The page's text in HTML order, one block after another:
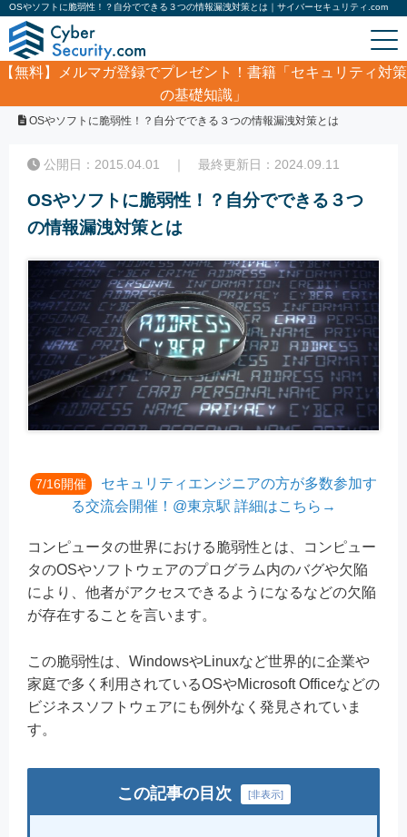
OSやソフトに脆弱性！？自分でできる３つの情報漏洩対策とは｜サイバーセキュリティ.com
【無料】
メルマガ登録でプレゼント！書籍「セキュリティ対策
の基礎知識」
OSやソフトに脆弱性！？自分でできる３つの情報漏洩対策とは
公開日：2015.04.01 ｜ 最終更新日：2024.09.11
OSやソフトに脆弱性！？自分でできる３つ
の情報漏洩対策とは
7/16開催
セキュリティエンジニアの方が多数参加す
る交流会開催！@東京駅 詳細はこちら→
コンピュータの世界における脆弱性とは、コンピュー
タのOSやソフトウェアのプログラム内のバグや欠陥
により、他者がアクセスできるようになるなどの欠陥
が存在することを言います。
この脆弱性は、WindowsやLinuxなど世界的に企業や
家庭で多く利用されているOSやMicrosoft Officeなどの
ビジネスソフトウェアにも例外なく発見されていま
す。
この記事の目次 [非表示]